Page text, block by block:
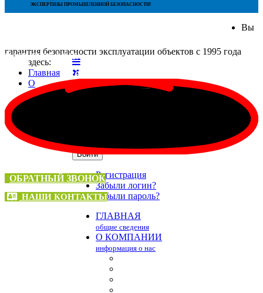
ЭКСПЕРТИЗЫ ПРОМЫШЛЕННОЙ БЕЗОПАСНОСТИ!
НАШ ТЕЛЕФОН:
+7 (495) 136-66-04
ОБРАТНЫЙ ЗВОНОК
НАШИ КОНТАКТЫ
гарантия безопасности эксплуатации объектов с 1995 года
Войти
Регистрация
Забыли логин?
Забыли пароль?
ГЛАВНАЯ
общие сведения
О КОМПАНИИ
информация о нас
Вы
здесь:
Главная
О